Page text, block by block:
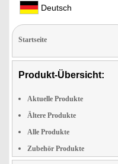
Deutsch
Startseite
Produkt-Übersicht:
Aktuelle Produkte
Ältere Produkte
Alle Produkte
Zubehör Produkte